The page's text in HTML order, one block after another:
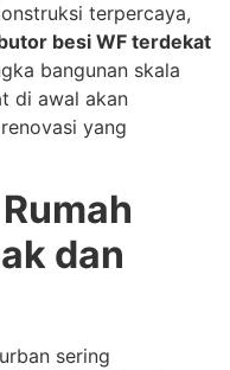
terpercaya,
besi WF terdekat
bangunan skala
di awal akan
yang
dan
sering